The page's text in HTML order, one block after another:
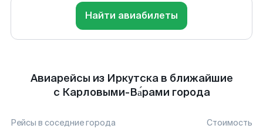
Найти авиабилеты
Авиарейсы из Иркутска в ближайшие
с Карловыми-Ва́рами города
Рейсы в соседние города Стоимость